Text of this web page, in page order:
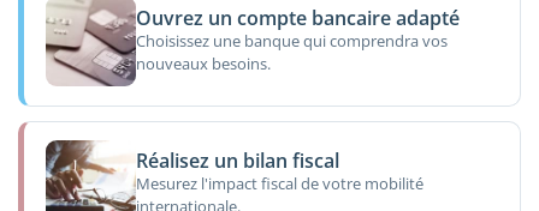
Ouvrez un compte bancaire adapté
Choisissez une banque qui comprendra vos
nouveaux besoins.
Réalisez un bilan fiscal
Mesurez l'impact fiscal de votre mobilité